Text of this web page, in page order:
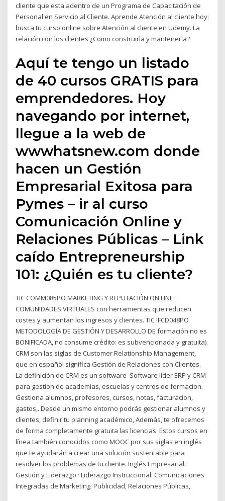
cliente que esta adentro de un Programa de Capacitación de
Personal en Servicio al Cliente. Aprende Atención al cliente hoy:
busca tu curso online sobre Atención al cliente en Udemy. La
relación con los clientes ¿Como construirla y mantenerla?
Aquí te tengo un listado
de 40 cursos GRATIS para
emprendedores. Hoy
navegando por internet,
llegue a la web de
wwwhatsnew.com donde
hacen un Gestión
Empresarial Exitosa para
Pymes – ir al curso
Comunicación Online y
Relaciones Públicas – Link
caído Entrepreneurship
101: ¿Quién es tu cliente?
TIC COMM085PO MARKETING Y REPUTACIÓN ON LINE:
COMUNIDADES VIRTUALES con herramientas que reducen
costes y aumentan los ingresos y clientes. TIC IFCD048PO
METODOLOGÍA DE GESTIÓN Y DESARROLLO DE formación no es
BONIFICADA, no consume crédito: es subvencionada y gratuita).
CRM son las siglas de Customer Relationship Management,
que en español significa Gestión de Relaciones con Clientes.
La definición de CRM es un software Software lider ERP y CRM
para gestion de academias, escuelas y centros de formacion.
Gestiona alumnos, profesores, cursos, notas, facturacion,
gastos,. Desde un mismo entorno podrás gestionar alumnos y
clientes, definir tu planning académico, Además, te ofrecemos
de forma completamente gratuita las licencias Estos cursos en
línea también conocidos como MOOC por sus siglas en inglés
que te ayudarán a crear una solución sustentable para
resolver los problemas de tu cliente. Inglés Empresarial:
Gestión y Liderazgo · Liderazgo Instruccional: Comunicaciones
Integradas de Marketing: Publicidad, Relaciones Públicas,